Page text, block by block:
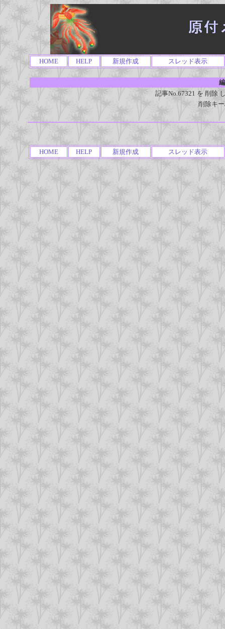
HOME HELP 新規作成 スレッド表示
記事No.67321 を 削除
削除キ
HOME HELP 新規作成 スレッド表示